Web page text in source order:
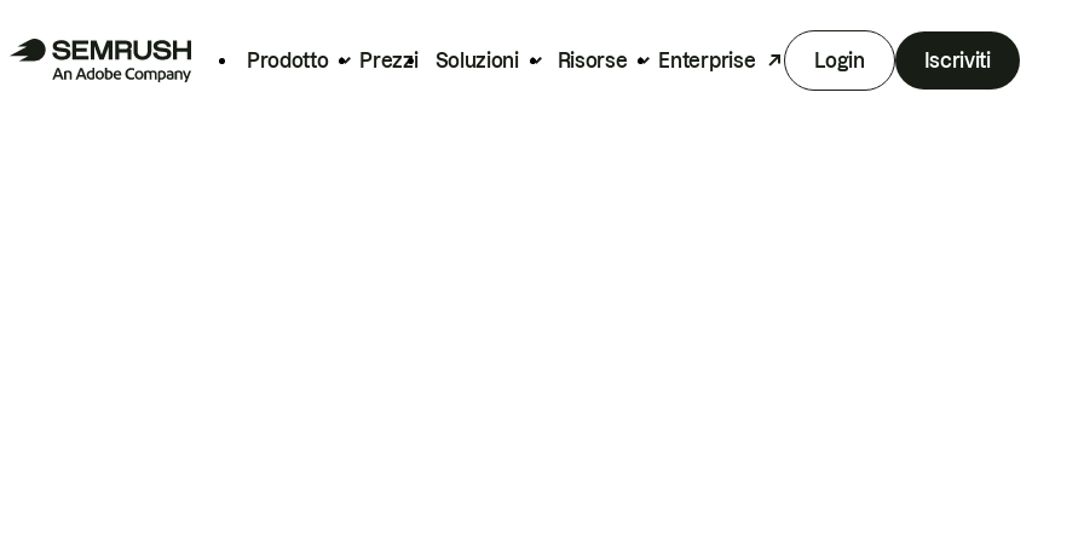
Prodotto Prezzi Soluzioni Risorse Enterprise Login Iscriviti